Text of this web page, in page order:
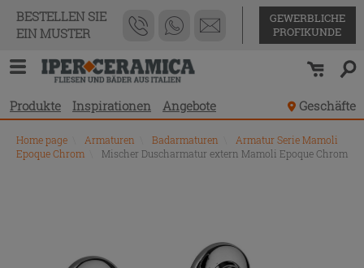
BESTELLEN SIE
EIN MUSTER
GEWERBLICHE
PROFIKUNDE
Produkte Inspirationen Angebote Geschäfte
Home page Armaturen Badarmaturen
Armatur Serie Mamoli
Epoque Chrom
Mischer Duscharmatur extern Mamoli Epoque Chrom